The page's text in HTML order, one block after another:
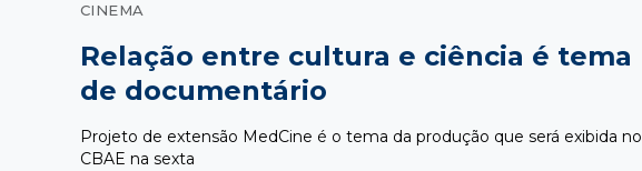
CINEMA
Relação entre cultura e ciência é tema
de documentário
Projeto de extensão MedCine é o tema da produção que será exibida no
CBAE na sexta